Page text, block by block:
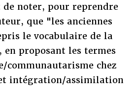
de noter, pour reprendre
que "les anciennes
le vocabulaire de la
en proposant les termes
chez
intégration/assimilation